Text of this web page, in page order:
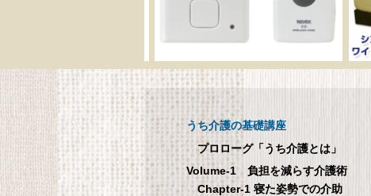
呼び出しチャイムセット
X810
呼び出しチャイムセット X810
メ
ツ
用
メ
シー
うち介護の基礎講座
プロローグ「うち介護とは」
Volume-1 負担を減らす介護術
Chapter-1 寝た姿勢での介助